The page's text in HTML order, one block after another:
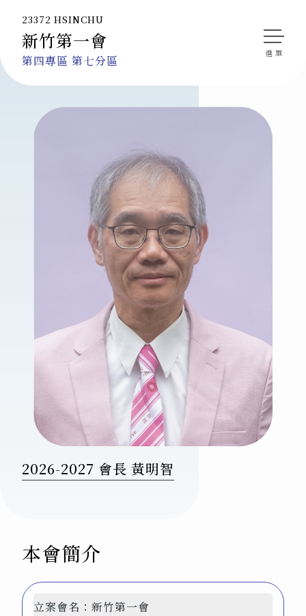
23372 HSINCHU
新竹第一會
第四專區 第七分區
2026-2027 會長 黃明智
本會簡介
立案會名： 新竹第一會